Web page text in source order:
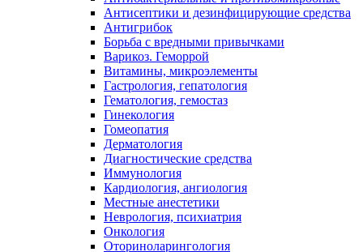
Антисептики и дезинфицирующие средства
Антигрибок
Борьба с вредными привычками
Варикоз. Геморрой
Витамины, микроэлементы
Гастрология, гепатология
Гематология, гемостаз
Гинекология
Гомеопатия
Дерматология
Диагностические средства
Иммунология
Кардиология, ангиология
Местные анестетики
Неврология, психиатрия
Онкология
Оториноларингология